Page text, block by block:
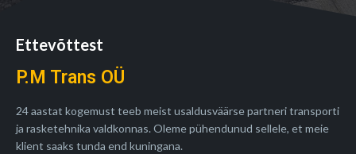
Ettevõttest
P.M Trans OÜ
24 aastat kogemust teeb meist usaldusväärse partneri transporti
ja rasketehnika valdkonnas. Oleme pühendunud sellele, et meie
klient saaks tunda end kuningana.